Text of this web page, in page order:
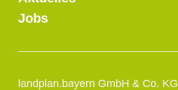
landplan.bayern GmbH & Co. KG
Jobs